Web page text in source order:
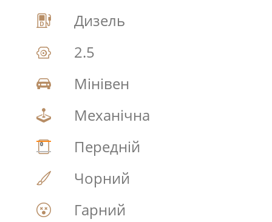
Дизель
2.5
Мінівен
Механічна
Передній
Чорний
Гарний